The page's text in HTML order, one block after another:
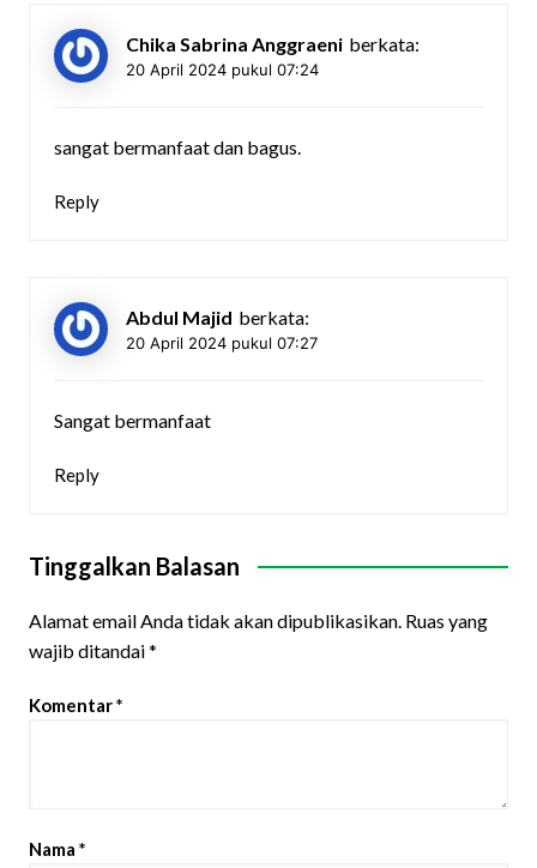
Chika Sabrina Anggraeni berkata:
20 April 2024 pukul 07:24
sangat bermanfaat dan bagus.
Reply
Abdul Majid berkata:
20 April 2024 pukul 07:27
Sangat bermanfaat
Reply
Tinggalkan Balasan
Alamat email Anda tidak akan dipublikasikan. Ruas yang
wajib ditandai*
Komentar*
Nama *